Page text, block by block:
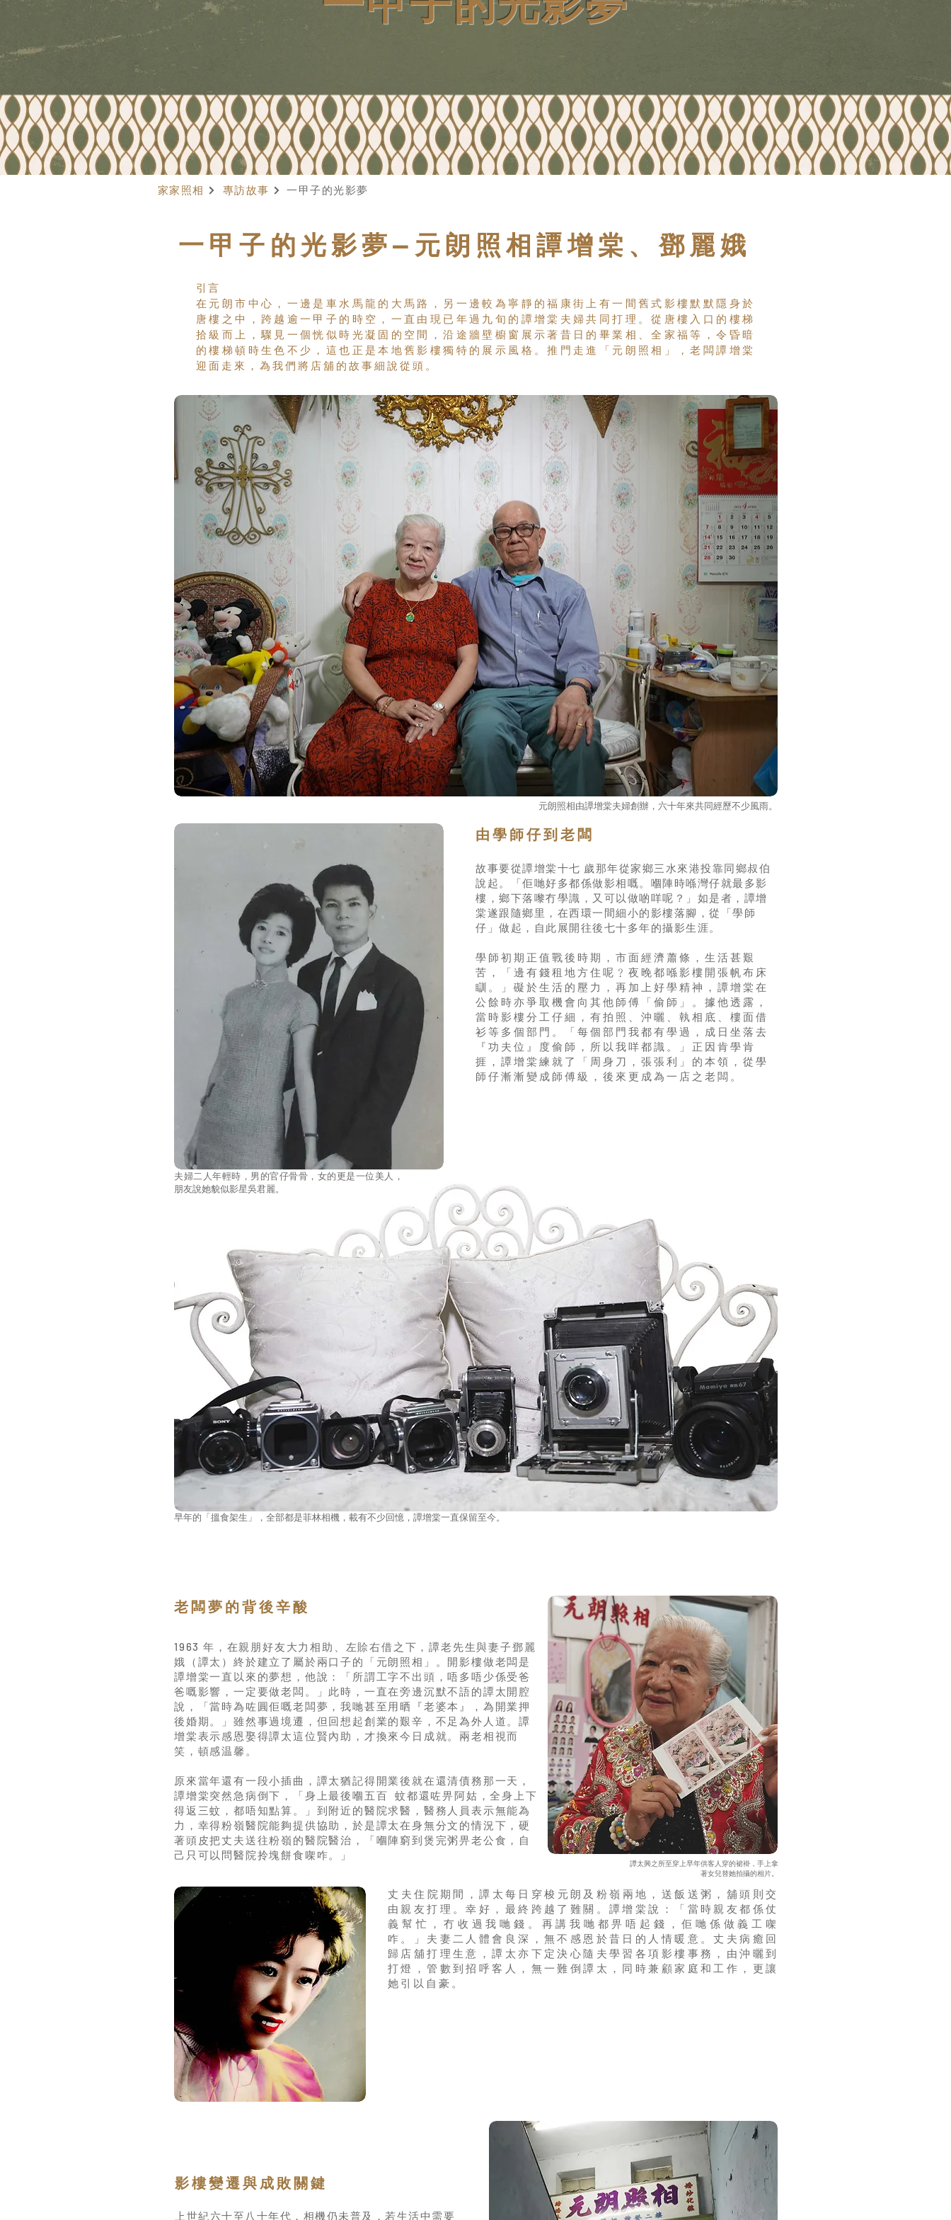
專訪故事 一甲子的光影夢
家家照相
一甲子的光影夢—元朗照相譚增棠、鄧麗娥
引言
在元朗市中心，一邊是車水馬龍的大馬路，另一邊較為寧靜的福康街上有一間舊式影樓默默隱身於
唐樓之中，跨越逾一甲子的時空，一直由現已年過九旬的譚增棠夫婦共同打理。從唐樓入口的樓梯
拾級而上，驟見一個恍似時光凝固的空間，沿途牆壁櫥窗展示著昔日的畢業相、全家福等，令昏暗
的樓梯頓時生色不少，這也正是本地舊影樓獨特的展示風格。推門走進「元朗照相」，老闆譚增棠
迎面走來，為我們將店舖的故事細說從頭。
元朗照相由譚增棠夫婦創辦，六十年來共同經歷不少風雨。
由學師仔到老闆
故事要從譚增棠十七 歲那年從家鄉三水來港投靠同鄉叔伯
說起。「佢哋好多都係做影相嘅。嗰陣時喺灣仔就最多影
樓，鄉下落嚟冇學識，又可以做啲咩呢？」如是者，譚增
棠遂跟隨鄉里，在西環一間細小的影樓落腳，從「學師
仔」做起，自此展開往後七十多年的攝影生涯。
學師初期正值戰後時期，市面經濟蕭條，生活甚艱
苦，「邊有錢租地方住呢﹖夜晚都喺影樓開張帆布床
瞓。」礙於生活的壓力，再加上好學精神，譚增棠在
公餘時亦爭取機會向其他師傅「偷師」。據他透露，
當時影樓分工仔細，有拍照、沖曬、執相底、樓面借
衫等多個部門。「每個部門我都有學過，成日坐落去
『功夫位』度偷師，所以我咩都識。」正因肯學肯
捱，譚增棠練就了「周身刀，張張利」的本領，從學
師仔漸漸變成師傅級，後來更成為一店之老闆。
夫婦二人年輕時，男的官仔骨骨，女的更是一位美人，
朋友說她貌似影星吳君麗。
早年的「搵食架生」，全部都是菲林相機，載有不少回憶，譚增棠一直保留至今。
老闆夢的背後辛酸
1963 年，在親朋好友大力相助、左賒右借之下，譚老先生與妻子鄧麗
娥（譚太）終於建立了屬於兩口子的「元朗照相」。開影樓做老闆是
譚增棠一直以來的夢想，他說：「所謂工字不出頭，唔多唔少係受爸
爸嘅影響，一定要做老闆。」此時，一直在旁邊沉默不語的譚太開腔
說，「當時為咗圓佢嘅老闆夢，我哋甚至用晒『老婆本』，為開業押
後婚期。」雖然事過境遷，但回想起創業的艱辛，不足為外人道。譚
增棠表示感恩娶得譚太這位賢內助，才換來今日成就。兩老相視而
笑，頓感温馨。
原來當年還有一段小插曲，譚太猶記得開業後就在還清債務那一天，
譚增棠突然急病倒下，「身上最後嗰五百 蚊都還咗畀阿姑，全身上下
得返三蚊，都唔知點算。」到附近的醫院求醫，醫務人員表示無能為
力，幸得粉嶺醫院能夠提供協助，於是譚太在身無分文的情況下，硬
著頭皮把丈夫送往粉嶺的醫院醫治，「嗰陣窮到煲完粥畀老公食，自
己只可以問醫院拎塊餅食㗎咋。」
譚太興之所至穿上早年供客人穿的裙褂，手上拿
著女兒替她拍攝的相片。
​丈夫住院期間，譚太每日穿梭元朗及粉嶺兩地，送飯送粥，舖頭則交
由親友打理。幸好，最終跨越了難關。譚增棠說：「當時親友都係仗
義幫忙，冇收過我哋錢。再講我哋都畀唔起錢，佢哋係做義工㗎
咋。」夫妻二人體會良深，無不感恩於昔日的人情暖意。丈夫病癒回
歸店舖打理生意，譚太亦下定決心隨夫學習各項影樓事務，由沖曬到
打燈，管數到招呼客人，無一難倒譚太，同時兼顧家庭和工作，更讓
她引以自豪。
影樓變遷與成敗關鍵
上世紀六十至八十年代，相機仍未普及，若生活中需要